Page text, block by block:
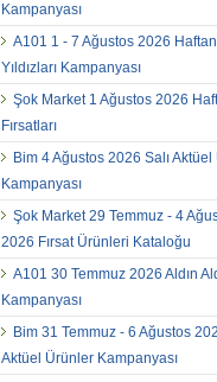
Kampanyası
A101 1 - 7 Ağustos 2026
Yıldızları Kampanyası
Şok Market 1 Ağustos 2026
Fırsatları
Bim 4 Ağustos 2026 Salı
Kampanyası
Şok Market 29 Temmuz - 4
2026 Fırsat Ürünleri Kataloğu
A101 30 Temmuz 2026 Aldın
Kampanyası
Bim 31 Temmuz - 6 Ağustos
Aktüel Ürünler Kampanyası